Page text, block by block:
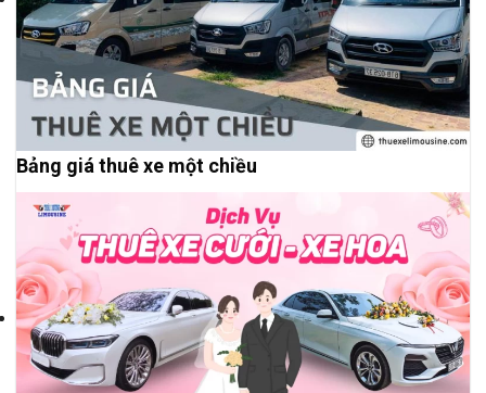
Bảng giá thuê xe một chiều